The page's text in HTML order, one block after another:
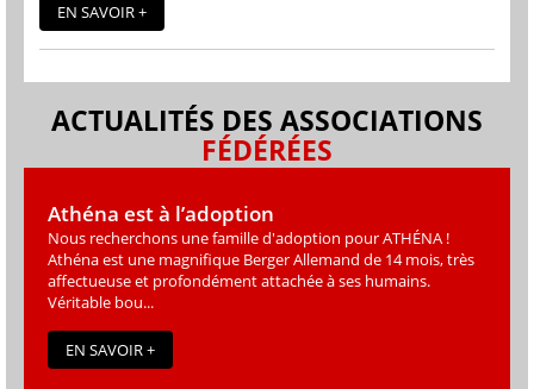
EN SAVOIR +
ACTUALITÉS DES ASSOCIATIONS
FÉDÉRÉES
Athéna est à l’adoption
Nous recherchons une famille d'adoption pour ATHÉNA !
Athéna est une magniﬁque Berger Allemand de 14 mois, très
affectueuse et profondément attachée à ses humains.
Véritable bou...
EN SAVOIR +